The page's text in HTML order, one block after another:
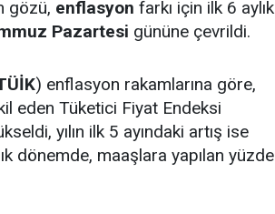
gözü, enflasyon farkı için ilk 6 aylık
Pazartesi gününe çevrildi.
) enflasyon rakamlarına göre,
eden Tüketici Fiyat Endeksi
yılın ilk 5 ayındaki artış ise
dönemde, maaşlara yapılan yüzde